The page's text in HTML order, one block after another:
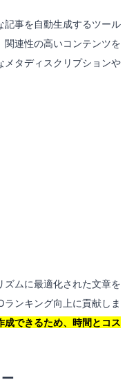
記事を自動生成するツール
関連性の高いコンテンツを
メタディスクリプションや
ムに最適化された文章を
ンキング向上に貢献しま
できるため、時間とコス